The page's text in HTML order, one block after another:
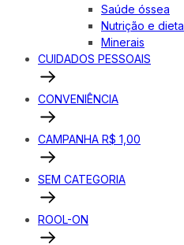
Saúde óssea
Nutrição e dieta
Minerais
CUIDADOS PESSOAIS
CONVENIÊNCIA
CAMPANHA R$ 1,00
SEM CATEGORIA
ROOL-ON